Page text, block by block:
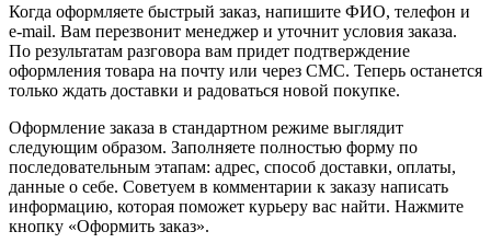
Когда оформляете быстрый заказ, напишите ФИО, телефон и
e-mail. Вам перезвонит менеджер и уточнит условия заказа.
По результатам разговора вам придет подтверждение
оформления товара на почту или через СМС. Теперь останется
только ждать доставки и радоваться новой покупке.
Оформление заказа в стандартном режиме выглядит
следующим образом. Заполняете полностью форму по
последовательным этапам: адрес, способ доставки, оплаты,
данные о себе. Советуем в комментарии к заказу написать
информацию, которая поможет курьеру вас найти. Нажмите
кнопку «Оформить заказ».